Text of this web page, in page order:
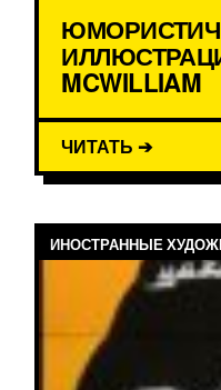
MCWILLIAM
ЧИТАТЬ ➔
ИНОСТРАННЫЕ